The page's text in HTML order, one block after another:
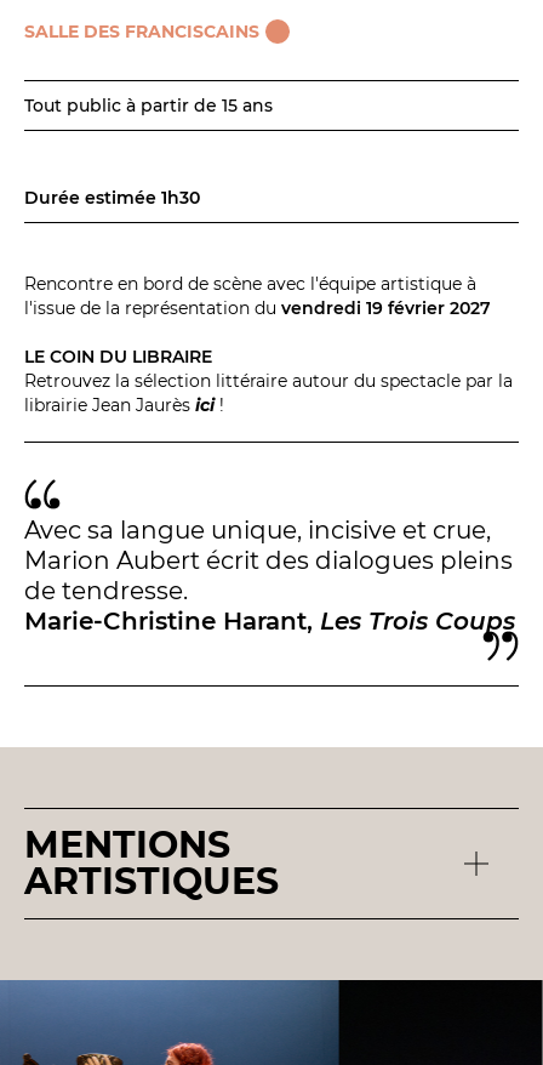
Abonnez-vous en ligne
Billetterie en ligne
BILLETTERIE 04 93 13 19 00
#tnn06
SALLE DES FRANCISCAINS
Tout public à partir de 15 ans
Durée estimée 1h30
Rencontre en bord de scène avec l'équipe artistique à
l'issue de la représentation du vendredi 19 février 2027
LE COIN DU LIBRAIRE
Retrouvez la sélection littéraire autour du spectacle par la
librairie Jean Jaurès ici!
Avec sa langue unique, incisive et crue,
Marion Aubert écrit des dialogues pleins
de tendresse.
Marie-Christine Harant, Les Trois Coups
MENTIONS
ARTISTIQUES